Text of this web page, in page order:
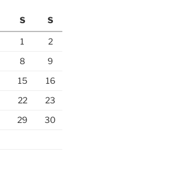
S S
1
2
8
9
15
16
22
23
29
30